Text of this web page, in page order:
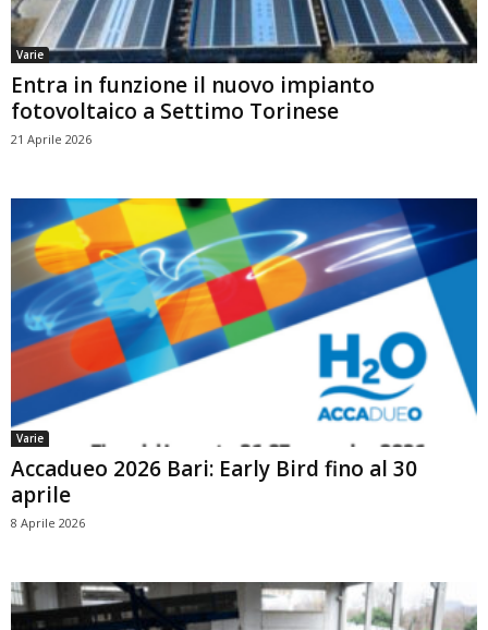
Varie
Entra in funzione il nuovo impianto
fotovoltaico a Settimo Torinese
21 Aprile 2026
Varie
Accadueo 2026 Bari: Early Bird fino al 30
aprile
8 Aprile 2026